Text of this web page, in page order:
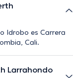
Idrobo es Carrera
Cali.
Larrahondo